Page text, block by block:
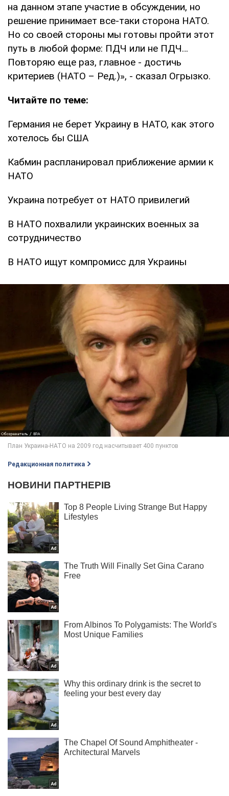
на данном этапе участие в обсуждении, но
решение принимает все-таки сторона НАТО.
Но со своей стороны мы готовы пройти этот
путь в любой форме: ПДЧ или не ПДЧ…
Повторяю еще раз, главное - достичь
критериев (НАТО – Ред.)», - сказал Огрызко.
Читайте по теме:
Германия не берет Украину в НАТО, как этого
хотелось бы США
Кабмин распланировал приближение армии к
НАТО
Украина потребует от НАТО привилегий
В НАТО похвалили украинских военных за
сотрудничество
В НАТО ищут компромисс для Украины
Редакционная политика